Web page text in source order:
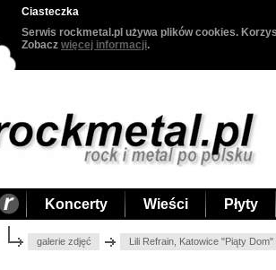
Ciasteczka
Serwis rockmetal.pl używa plików cookies.
Zobacz więcej informacji.
Koncerty Wieści Płyty
galerie zdjęć Lili Refrain, Katowice "Piąty